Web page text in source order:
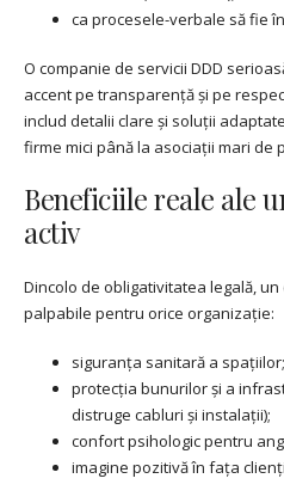
ca procesele-verbale să fie
O companie de servicii DDD
accent pe transparență și pe
includ detalii clare și soluții
firme mici până la asociații mari de
Beneficiile reale ale
activ
Dincolo de obligativitatea legală,
palpabile pentru orice organizație:
siguranța sanitară a spațiilor;
protecția bunurilor și a
distruge cabluri și instalații);
confort psihologic pentru
imagine pozitivă în fața